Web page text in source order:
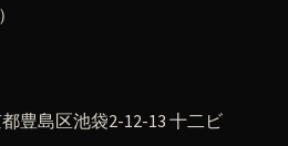
豊島区池袋2-12-13 十二ビ